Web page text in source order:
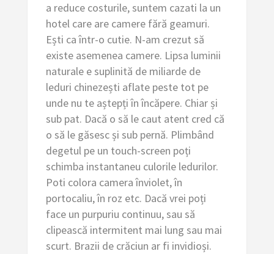
a reduce costurile, suntem cazati la un
hotel care are camere fără geamuri.
Ești ca într-o cutie. N-am crezut să
existe asemenea camere. Lipsa luminii
naturale e suplinită de miliarde de
leduri chinezești aflate peste tot pe
unde nu te aștepți în încăpere. Chiar și
sub pat. Dacă o să le caut atent cred că
o să le găsesc și sub pernă. Plimbând
degetul pe un touch-screen poți
schimba instantaneu culorile ledurilor.
Poti colora camera înviolet, în
portocaliu, în roz etc. Dacă vrei poți
face un purpuriu continuu, sau să
clipească intermitent mai lung sau mai
scurt. Brazii de crăciun ar fi invidioși.